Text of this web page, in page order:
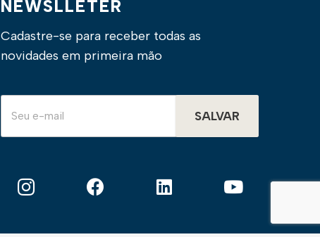
NEWSLLETER
Cadastre-se para receber todas as
novidades em primeira mão
SALVAR